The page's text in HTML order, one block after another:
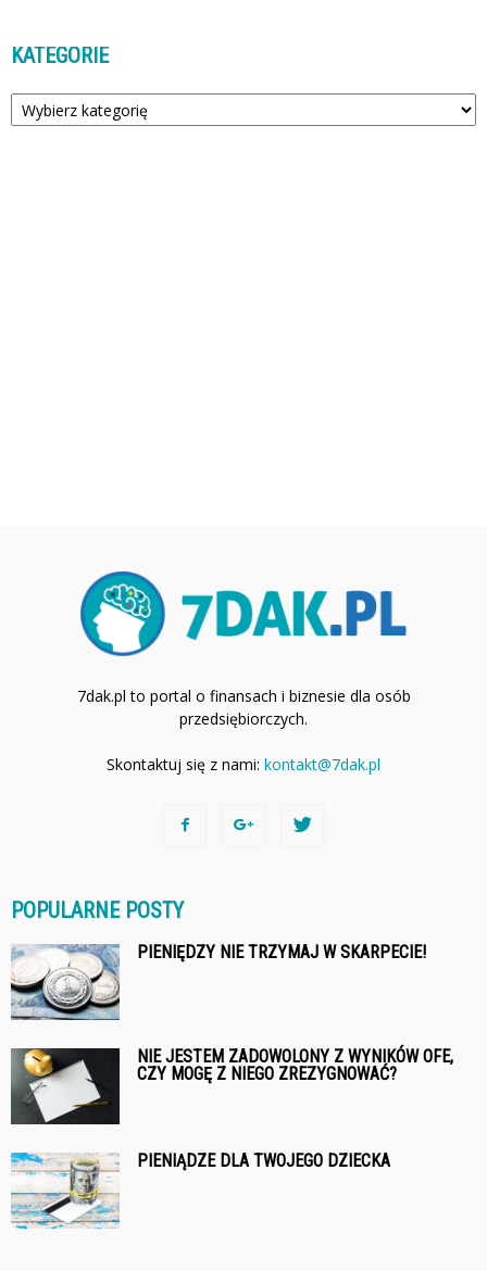
KATEGORIE
Kategorie
7dak.pl to portal o finansach i biznesie dla osób
przedsiębiorczych.
Skontaktuj się z nami: kontakt@7dak.pl
POPULARNE POSTY
PIENIĘDZY NIE TRZYMAJ W SKARPECIE!
NIE JESTEM ZADOWOLONY Z WYNIKÓW OFE,
CZY MOGĘ Z NIEGO ZREZYGNOWAĆ?
PIENIĄDZE DLA TWOJEGO DZIECKA